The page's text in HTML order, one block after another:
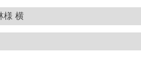
様 横